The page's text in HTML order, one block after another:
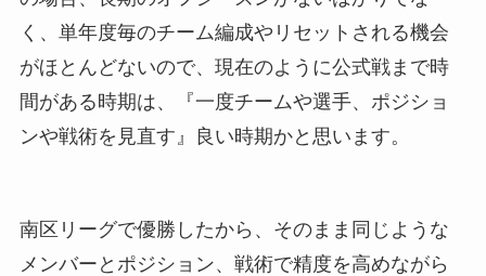
く、単年度毎のチーム編成やリセットされる機会
がほとんどないので、現在のように公式戦まで時
間がある時期は、『一度チームや選手、ポジショ
ンや戦術を見直す』良い時期かと思います。
南区リーグで優勝したから、そのまま同じような
メンバーとポジション、戦術で精度を高めながら